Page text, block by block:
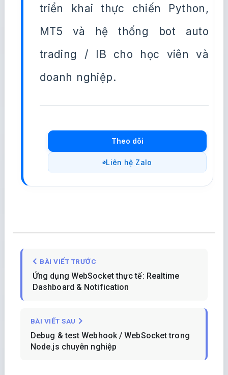
triển khai thực chiến Python,
MT5 và hệ thống bot auto
trading / IB cho học viên và
doanh nghiệp.
Theo dõi
Liên hệ Zalo
BÀI VIẾT TRƯỚC
Ứng dụng WebSocket thực tế: Realtime
Dashboard & Notification
BÀI VIẾT SAU
Debug & test Webhook / WebSocket trong
Node.js chuyên nghiệp